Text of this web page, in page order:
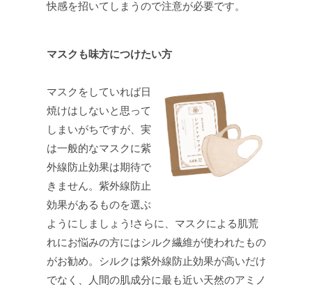
快感を招いてしまうので注意が必要です。
マスクも味方につけたい方
マスクをしていれば日
焼けはしないと思って
しまいがちですが、実
は一般的なマスクに紫
外線防止効果は期待で
きません。紫外線防止
効果があるものを選ぶ
ようにしましょう!さらに、マスクによる肌荒
れにお悩みの方にはシルク繊維が使われたもの
がお勧め。シルクは紫外線防止効果が高いだけ
でなく、人間の肌成分に最も近い天然のアミノ